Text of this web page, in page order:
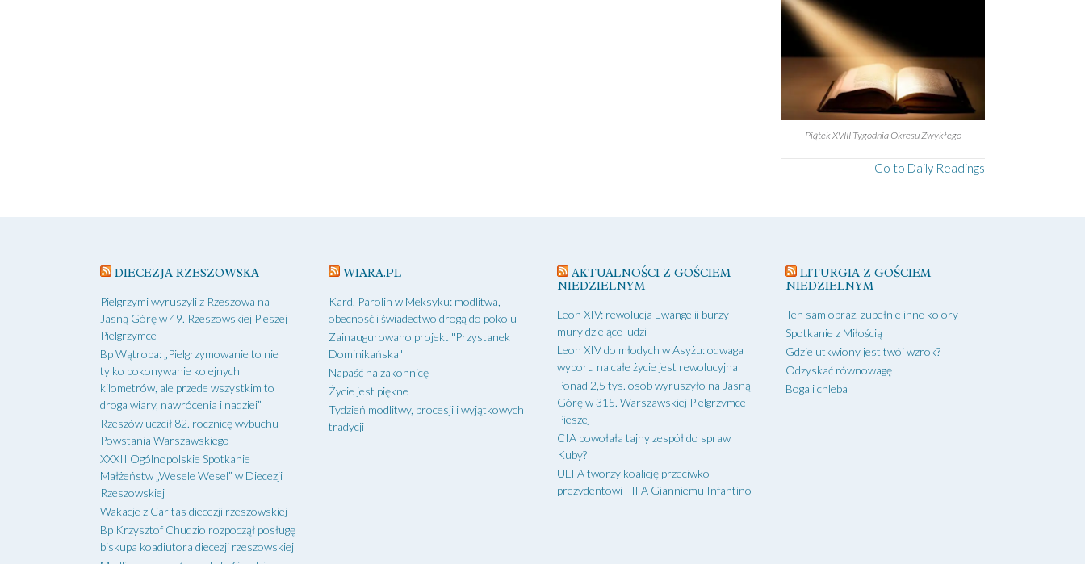
Piątek XVIII Tygodnia Okresu Zwykłego
Go to Daily Readings
DIECEZJA RZESZOWSKA
Pielgrzymi wyruszyli z Rzeszowa na
Jasną Górę w 49. Rzeszowskiej Pieszej
Pielgrzymce
Bp Wątroba: „Pielgrzymowanie to nie
tylko pokonywanie kolejnych
kilometrów, ale przede wszystkim to
droga wiary, nawrócenia i nadziei”
Rzeszów uczcił 82. rocznicę wybuchu
Powstania Warszawskiego
XXXII Ogólnopolskie Spotkanie
Małżeństw „Wesele Wesel” w Diecezji
Rzeszowskiej
Wakacje z Caritas diecezji rzeszowskiej
Bp Krzysztof Chudzio rozpoczął posługę
biskupa koadiutora diecezji rzeszowskiej
WIARA.PL
Kard. Parolin w Meksyku: modlitwa,
obecność i świadectwo drogą do pokoju
Zainaugurowano projekt "Przystanek
Dominikańska"
Napaść na zakonnicę
Życie jest piękne
Tydzień modlitwy, procesji i wyjątkowych
tradycji
AKTUALNOŚCI Z GOŚCIEM
NIEDZIELNYM
Leon XIV: rewolucja Ewangelii burzy
mury dzielące ludzi
Leon XIV do młodych w Asyżu: odwaga
wyboru na całe życie jest rewolucyjna
Ponad 2,5 tys. osób wyruszyło na Jasną
Górę w 315. Warszawskiej Pielgrzymce
Pieszej
CIA powołała tajny zespół do spraw
Kuby?
UEFA tworzy koalicję przeciwko
prezydentowi FIFA Gianniemu Infantino
LITURGIA Z GOŚCIEM
NIEDZIELNYM
Ten sam obraz, zupełnie inne kolory
Spotkanie z Miłością
Gdzie utkwiony jest twój wzrok?
Odzyskać równowagę
Boga i chleba